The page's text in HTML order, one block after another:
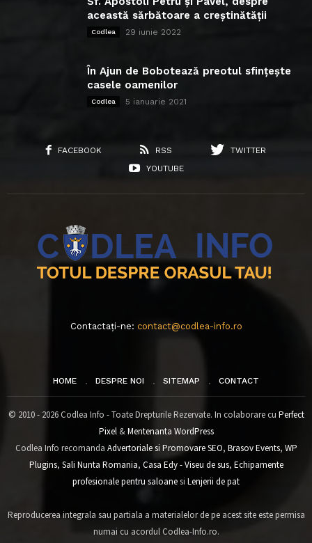
această sărbătoare a creștinătății
Codlea 29 iunie 2022
În Ajun de Bobotează preotul sfințește
casele oamenilor
Codlea 5 ianuarie 2021
FACEBOOK RSS
TWITTER
YOUTUBE
Contactați-ne: contact@codlea-info.ro
HOME DESPRE NOI SITEMAP CONTACT
© 2010 - 2026 Codlea Info - Toate Drepturile Rezervate. In colaborare cu Perfect
Pixel&Mentenanta WordPress
Codlea Info recomanda Advertoriale si Promovare SEO, Brasov Events, WP
Plugins, Sali Nunta Romania, Casa Edy - Viseu de sus, Echipamente
profesionale pentru saloanesi Lenjerii de pat
Reproducerea integrala sau partiala a materialelor de pe acest site este permisa
numai cu acordul Codlea-Info.ro.